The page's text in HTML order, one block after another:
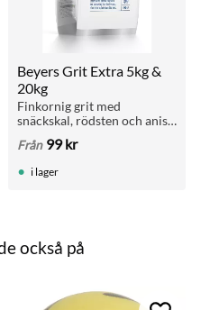
Beyers Grit Extra 5kg &
20kg
Finkornig grit med
snäckskal, rödsten och anis.
benstyrka och äggskal. Ges
och 20 kg.
Från 99kr
i lager
också på